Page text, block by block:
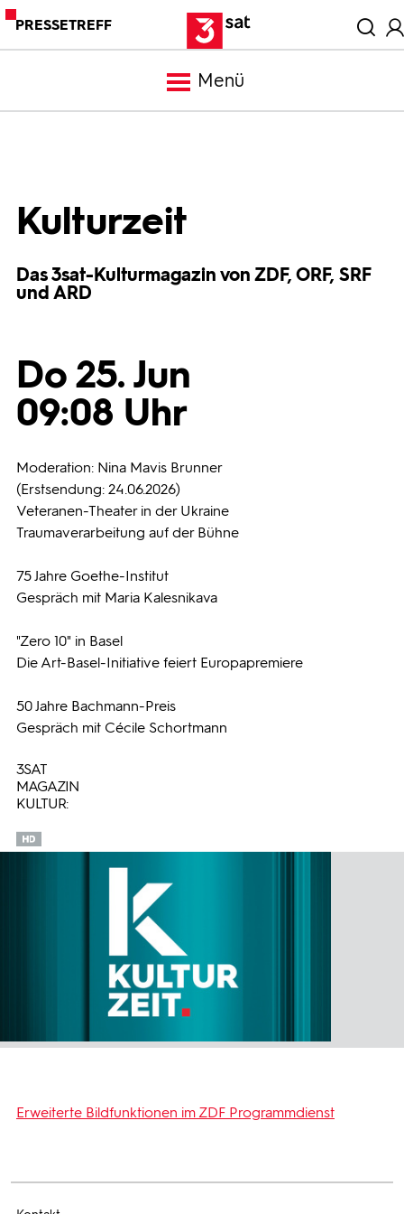
PRESSETREFF
Menü
Bilder
Kulturzeit
Das 3sat-Kulturmagazin von ZDF, ORF, SRF
und ARD
Do 25. Jun
09:08 Uhr
Moderation: Nina Mavis Brunner
(Erstsendung: 24.06.2026)
Veteranen-Theater in der Ukraine
Traumaverarbeitung auf der Bühne
75 Jahre Goethe-Institut
Gespräch mit Maria Kalesnikava
"Zero 10" in Basel
Die Art-Basel-Initiative feiert Europapremiere
50 Jahre Bachmann-Preis
Gespräch mit Cécile Schortmann
3SAT
MAGAZIN
KULTUR:
Erweiterte Bildfunktionen im ZDF Programmdienst